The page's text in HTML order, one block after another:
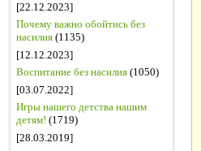
[22.12.2023]
Почему важно обойтись без
насилия (1135)
[12.12.2023]
Воспитание без насилия (1050)
[03.07.2022]
Игры нашего детства нашим
детям! (1719)
[28.03.2019]